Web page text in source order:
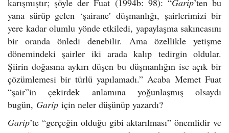
karışmıştır; şöyle der Fuat (1994b: 98): “Garip’ten bu
yana sürüp gelen ‘şairane’ düşmanlığı, şairlerimizi bir
yere kadar olumlu yönde etkiledi, yapaylaşma sakıncasını
bir oranda önledi denebilir. Ama özellikle yetişme
dönemindeki şairler iki arada kalıp tedirgin oldular.
Şiirin doğasına aykırı düşen bu düşmanlığın ise açık bir
çözümlemesi bir türlü yapılamadı.” Acaba Memet Fuat
“şair”in çekirdek anlamına yoğunlaşmış olsaydı
bugün, Garip için neler düşünüp yazardı?
Garip’te “gerçeğin olduğu gibi aktarılması” önemlidir ve